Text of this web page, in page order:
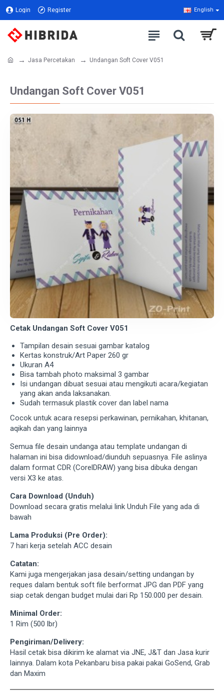
Login Register English
Jasa Percetakan Undangan Soft Cover V051
Undangan Soft Cover V051
Cetak Undangan Soft Cover V051
Tampilan desain sesuai gambar katalog
Kertas konstruk/Art Paper 260 gr
Ukuran A4
Bisa tambah photo maksimal 3 gambar
Isi undangan dibuat sesuai atau mengikuti acara/kegiatan
yang akan anda laksanakan.
Sudah termasuk plastik cover dan label nama
Cocok untuk acara resepsi perkawinan, pernikahan, khitanan,
aqikah dan yang lainnya
Semua file desain undanga atau template undangan di
halaman ini bisa didownload/diunduh sepuasnya. File aslinya
dalam format CDR (CorelDRAW) yang bisa dibuka dengan
versi X3 ke atas.
Cara Download (Unduh)
Download secara gratis melalui link Unduh File yang ada di
bawah
Lama Produksi (Pre Order):
7 hari kerja setelah ACC desain
Catatan:
Kami juga mengerjakan jasa desain/setting undangan by
reques dalam bentuk soft file berformat JPG dan PDF yang
siap cetak dengan budget mulai dari Rp 150.000 per desain.
Minimal Order:
1 Rim (500 lbr)
Pengiriman/Delivery:
Hasil cetak bisa dikirim ke alamat via JNE, J&T dan Jasa kurir
lainnya. Dalam kota Pekanbaru bisa pakai pakai GoSend, Grab
dan Maxim